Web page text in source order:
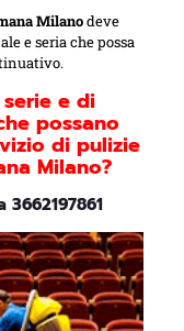
Milanodeve
e seria che possa
e di
possano
di pulizie
Milano?
3662197861